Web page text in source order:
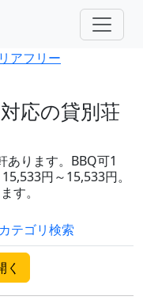
アフリー
応の貸別荘
あります。BBQ可1
円～15,533円。
す。
カテゴリ検索
く